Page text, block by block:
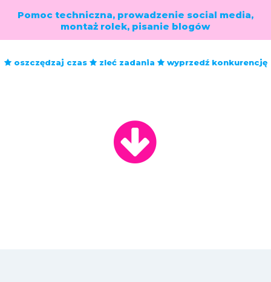
Pomoc techniczna, prowadzenie social media,
montaż rolek, pisanie blogów
oszczędzaj czas zleć zadania wyprzedź konkurencję